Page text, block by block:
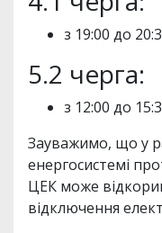
з 19:00 до
5.2 черга:
з 12:00 до
Зауважимо, що у
енергосистемі
ЦЕК може
відключення